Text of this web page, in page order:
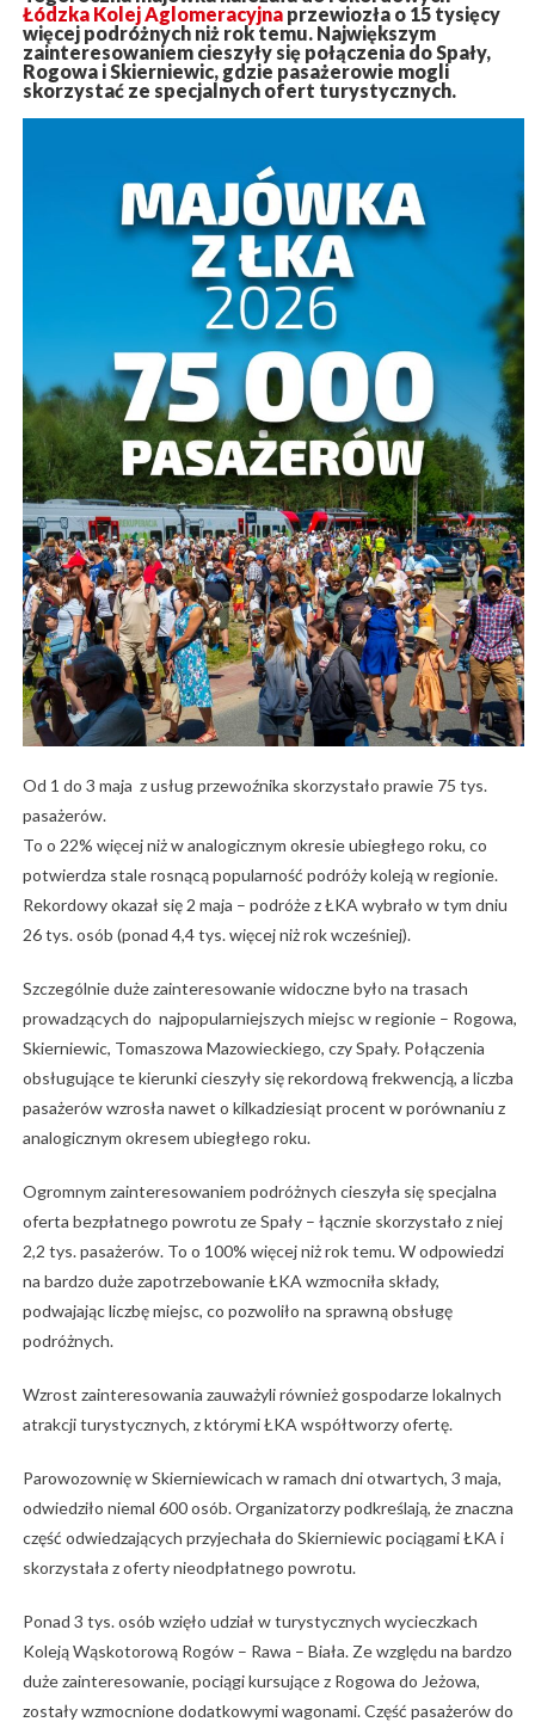
Łódzka Kolej Aglomeracyjnaprzewiozła o 15 tysięcy
więcej podróżnych niż rok temu. Największym
zainteresowaniem cieszyły się połączenia do Spały,
Rogowa i Skierniewic, gdzie pasażerowie mogli
skorzystać ze specjalnych ofert turystycznych.
Od 1 do 3 maja z usług przewoźnika skorzystało prawie 75 tys.
pasażerów.
To o 22% więcej niż w analogicznym okresie ubiegłego roku, co
potwierdza stale rosnącą popularność podróży koleją w regionie.
Rekordowy okazał się 2 maja – podróże z ŁKA wybrało w tym dniu
26 tys. osób (ponad 4,4 tys. więcej niż rok wcześniej).
Szczególnie duże zainteresowanie widoczne było na trasach
prowadzących do najpopularniejszych miejsc w regionie – Rogowa,
Skierniewic, Tomaszowa Mazowieckiego, czy Spały. Połączenia
obsługujące te kierunki cieszyły się rekordową frekwencją, a liczba
pasażerów wzrosła nawet o kilkadziesiąt procent w porównaniu z
analogicznym okresem ubiegłego roku.
Ogromnym zainteresowaniem podróżnych cieszyła się specjalna
oferta bezpłatnego powrotu ze Spały – łącznie skorzystało z niej
2,2 tys. pasażerów. To o 100% więcej niż rok temu. W odpowiedzi
na bardzo duże zapotrzebowanie ŁKA wzmocniła składy,
podwajając liczbę miejsc, co pozwoliło na sprawną obsługę
podróżnych.
Wzrost zainteresowania zauważyli również gospodarze lokalnych
atrakcji turystycznych, z którymi ŁKA współtworzy ofertę.
Parowozownię w Skierniewicach w ramach dni otwartych, 3 maja,
odwiedziło niemal 600 osób. Organizatorzy podkreślają, że znaczna
część odwiedzających przyjechała do Skierniewic pociągami ŁKA i
skorzystała z oferty nieodpłatnego powrotu.
Ponad 3 tys. osób wzięło udział w turystycznych wycieczkach
Koleją Wąskotorową Rogów – Rawa – Biała. Ze względu na bardzo
duże zainteresowanie, pociągi kursujące z Rogowa do Jeżowa,
zostały wzmocnione dodatkowymi wagonami. Część pasażerów do